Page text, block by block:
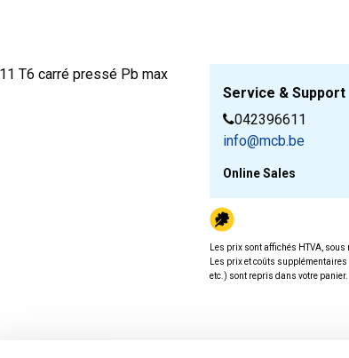
Service & Support
042396611
info@mcb.be
Online Sales
Les prix sont affichés HTVA,
Les prix et coûts
etc.) sont repris dans votre panier.